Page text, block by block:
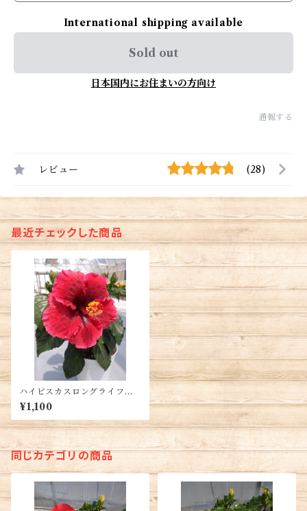
International shipping available
Sold out
日本国内にお住まいの方向け
通報する
レビュー (28)
最近チェックした商品
ハイビスカスロングライフ・
ダークグレイス 5号鉢 送料
別
¥1,100
同じカテゴリの商品